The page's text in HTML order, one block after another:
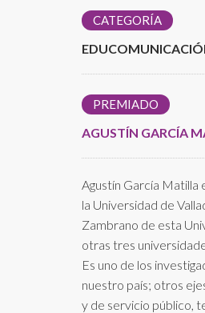
CATEGORÍA
PREMIADO
AGUSTÍN GARCÍA
Agustín García Matilla
la Universidad de
Zambrano de esta
otras tres
Es uno de los
nuestro país; otros
y de servicio público,